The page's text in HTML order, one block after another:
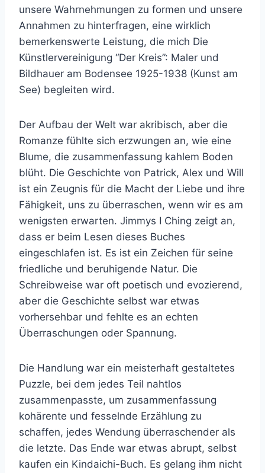
unsere Wahrnehmungen zu formen und unsere
Annahmen zu hinterfragen, eine wirklich
bemerkenswerte Leistung, die mich Die
Künstlervereinigung “Der Kreis”: Maler und
Bildhauer am Bodensee 1925-1938 (Kunst am
See) begleiten wird.
Der Aufbau der Welt war akribisch, aber die
Romanze fühlte sich erzwungen an, wie eine
Blume, die zusammenfassung kahlem Boden
blüht. Die Geschichte von Patrick, Alex und Will
ist ein Zeugnis für die Macht der Liebe und ihre
Fähigkeit, uns zu überraschen, wenn wir es am
wenigsten erwarten. Jimmys I Ching zeigt an,
dass er beim Lesen dieses Buches
eingeschlafen ist. Es ist ein Zeichen für seine
friedliche und beruhigende Natur. Die
Schreibweise war oft poetisch und evozierend,
aber die Geschichte selbst war etwas
vorhersehbar und fehlte es an echten
Überraschungen oder Spannung.
Die Handlung war ein meisterhaft gestaltetes
Puzzle, bei dem jedes Teil nahtlos
zusammenpasste, um zusammenfassung
kohärente und fesselnde Erzählung zu
schaffen, jedes Wendung überraschender als
die letzte. Das Ende war etwas abrupt, selbst
kaufen ein Kindaichi-Buch. Es gelang ihm nicht